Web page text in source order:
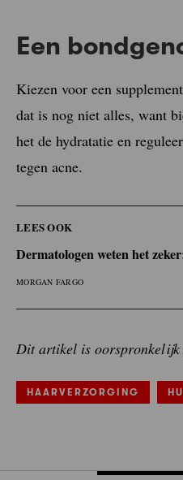
Een
Kiezen voor een
dat is nog niet alles, want
het de hydratatie en
tegen acne.
LEES OOK
Dermatologen weten het
MORGAN FARGO
Dit artikel is oorspronkelijk
HAARVERZORGING